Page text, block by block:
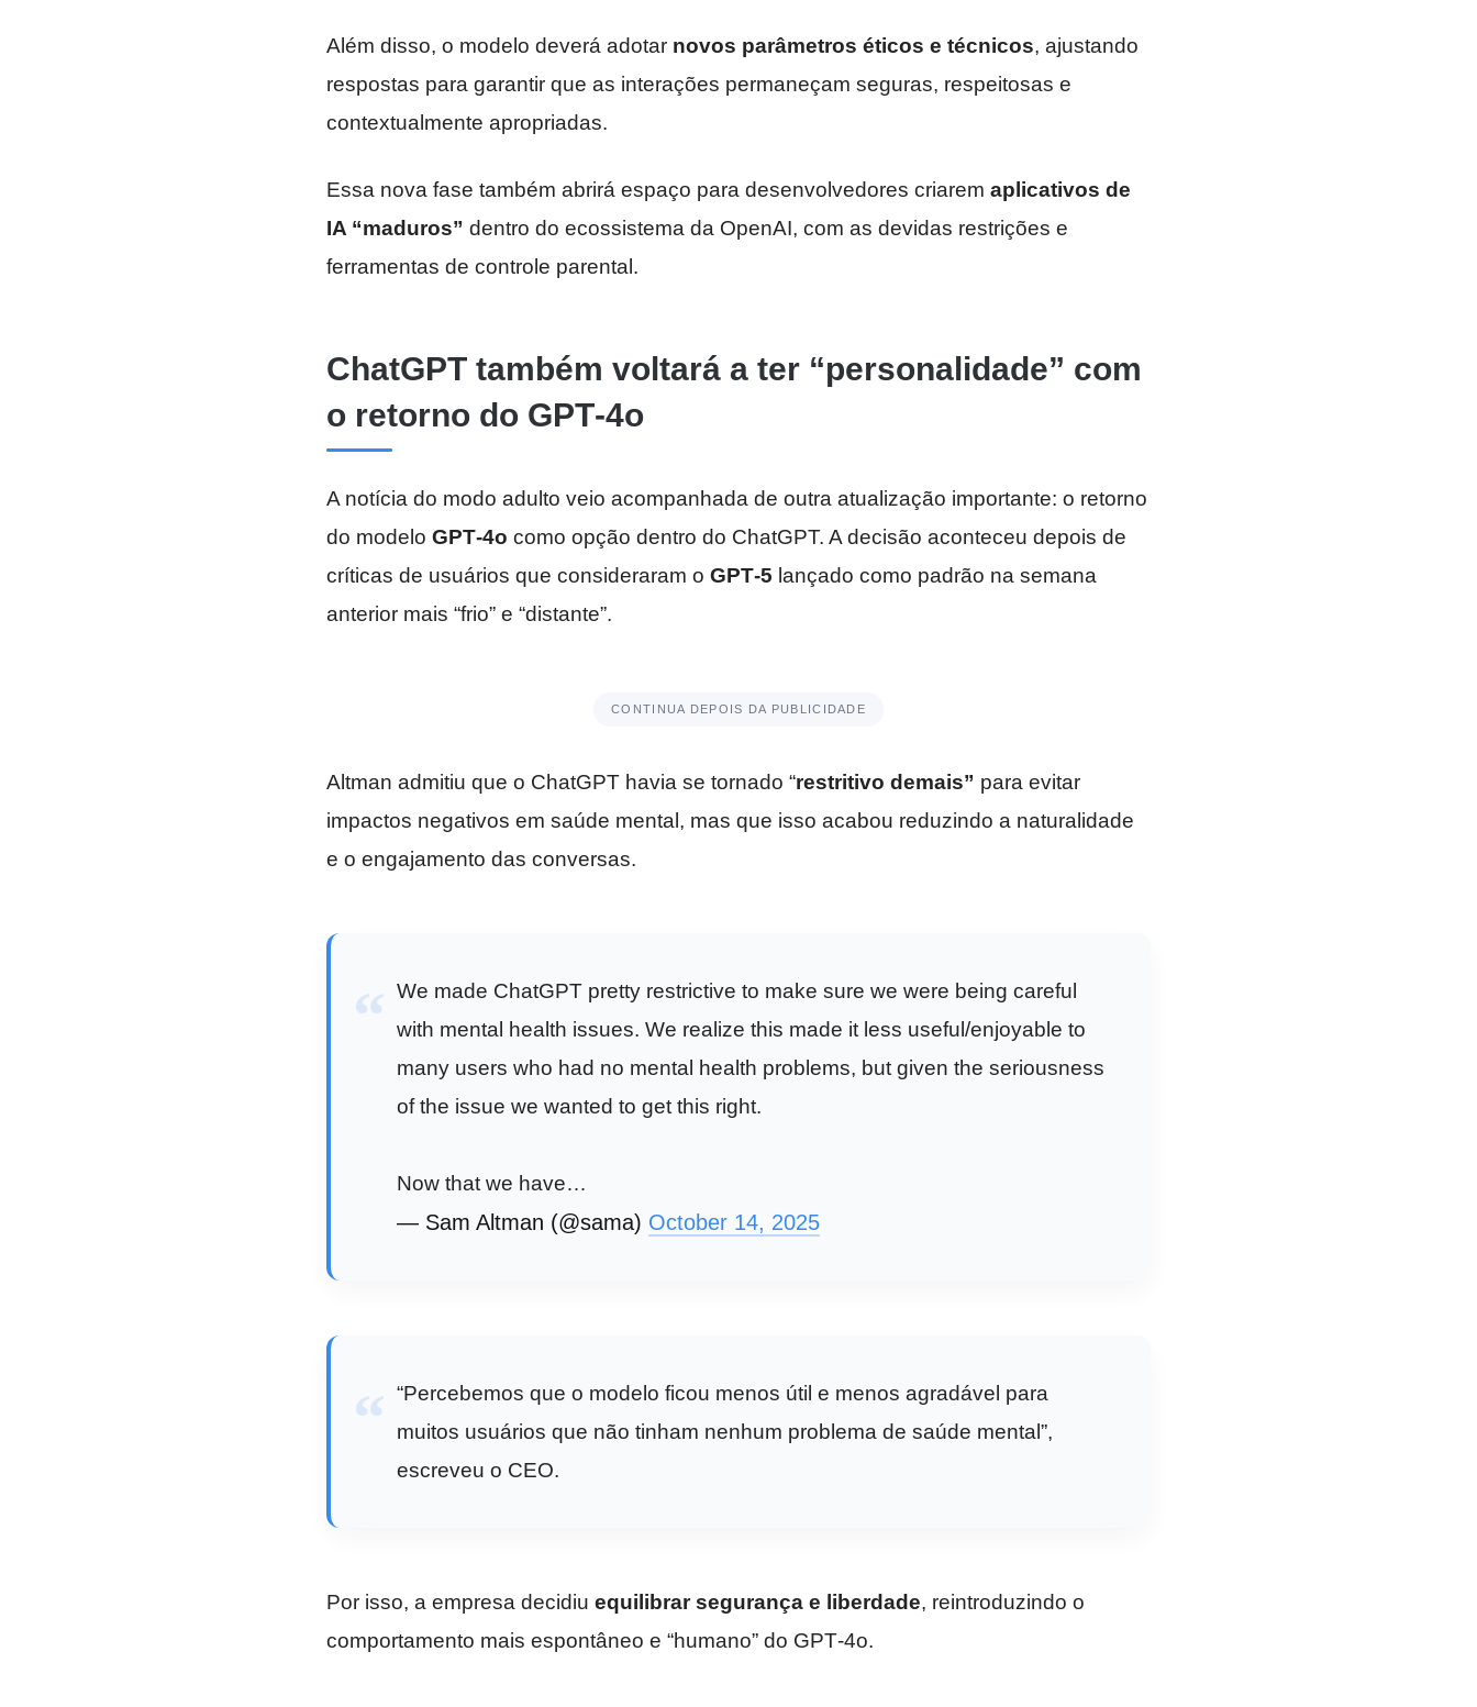
Além disso, o modelo deverá adotar novos parâmetros éticos e técnicos, ajustando
respostas para garantir que as interações permaneçam seguras, respeitosas e
contextualmente apropriadas.
Essa nova fase também abrirá espaço para desenvolvedores criarem aplicativos de
IA “maduros” dentro do ecossistema da OpenAI, com as devidas restrições e
ferramentas de controle parental.
ChatGPT também voltará a ter “personalidade” com
o retorno do GPT‑4o
A notícia do modo adulto veio acompanhada de outra atualização importante: o retorno
do modelo GPT‑4o como opção dentro do ChatGPT. A decisão aconteceu depois de
críticas de usuários que consideraram o GPT‑5 lançado como padrão na semana
anterior mais “frio” e “distante”.
CONTINUA DEPOIS DA PUBLICIDADE
Altman admitiu que o ChatGPT havia se tornado “restritivo demais” para evitar
impactos negativos em saúde mental, mas que isso acabou reduzindo a naturalidade
e o engajamento das conversas.
We made ChatGPT pretty restrictive to make sure we were being careful
with mental health issues. We realize this made it less useful/enjoyable to
many users who had no mental health problems, but given the seriousness
of the issue we wanted to get this right.
Now that we have…
— Sam Altman (@sama) October 14, 2025
“Percebemos que o modelo ficou menos útil e menos agradável para
muitos usuários que não tinham nenhum problema de saúde mental”,
escreveu o CEO.
Por isso, a empresa decidiu equilibrar segurança e liberdade, reintroduzindo o
comportamento mais espontâneo e “humano” do GPT‑4o.